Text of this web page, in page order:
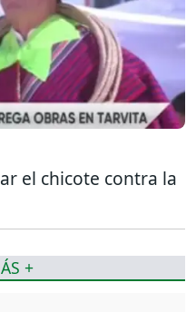
el chicote contra la
+